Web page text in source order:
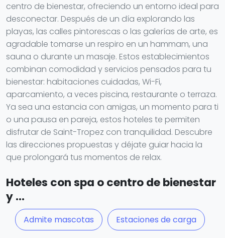
centro de bienestar, ofreciendo un entorno ideal para
desconectar. Después de un día explorando las
playas, las calles pintorescas o las galerías de arte, es
agradable tomarse un respiro en un hammam, una
sauna o durante un masaje. Estos establecimientos
combinan comodidad y servicios pensados para tu
bienestar: habitaciones cuidadas, Wi-Fi,
aparcamiento, a veces piscina, restaurante o terraza.
Ya sea una estancia con amigas, un momento para ti
o una pausa en pareja, estos hoteles te permiten
disfrutar de Saint-Tropez con tranquilidad. Descubre
las direcciones propuestas y déjate guiar hacia la
que prolongará tus momentos de relax.
Hoteles con spa o centro de bienestar
y ...
Admite mascotas Estaciones de carga